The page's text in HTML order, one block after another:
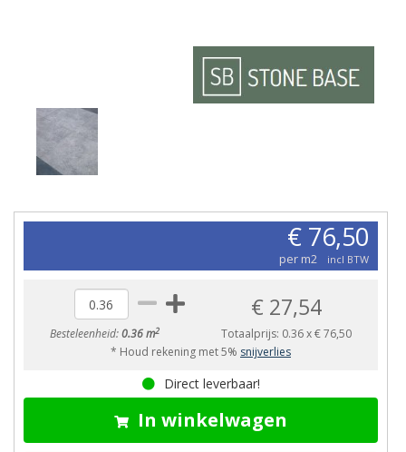
€ 76,50
per m2 incl BTW
Besteleenheid:0.36 m2
€ 27,54
Totaalprijs: 0.36x€ 76,50
* Houd rekening met 5% snijverlies
Direct leverbaar!
In winkelwagen